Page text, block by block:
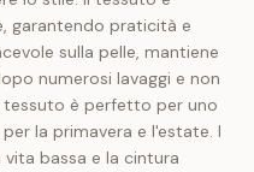
garantendo praticità e
sulla pelle, mantiene
numerosi lavaggi e non
è perfetto per uno
la primavera e l'estate. I
bassa e la cintura